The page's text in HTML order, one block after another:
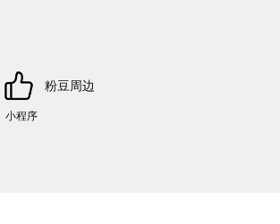
粉豆周边
小程序